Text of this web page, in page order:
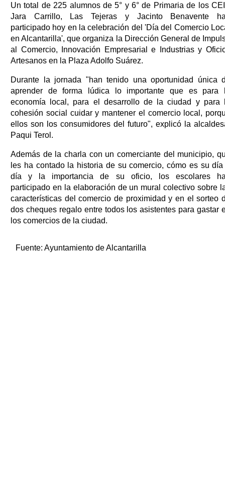
Un total de 225 alumnos de 5° y 6° de Primaria de los
Jara Carrillo, Las Tejeras y Jacinto Benavente
participado hoy en la celebración del 'Día del Comercio
en Alcantarilla', que organiza la Dirección General de
al Comercio, Innovación Empresarial e Industrias y
Artesanos en la Plaza Adolfo Suárez.
Durante la jornada "han tenido una oportunidad única
aprender de forma lúdica lo importante que es para
economía local, para el desarrollo de la ciudad y para
cohesión social cuidar y mantener el comercio local,
ellos son los consumidores del futuro", explicó la
Paqui Terol.
Además de la charla con un comerciante del municipio,
les ha contado la historia de su comercio, cómo es su día
día y la importancia de su oficio, los escolares
participado en la elaboración de un mural colectivo sobre
características del comercio de proximidad y en el sorteo
dos cheques regalo entre todos los asistentes para gastar
los comercios de la ciudad.
Fuente: Ayuntamiento de Alcantarilla